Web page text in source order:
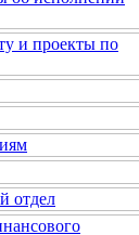
и проекты по
отдел